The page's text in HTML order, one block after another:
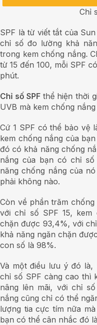
Chỉ
SPF là từ viết tắt của
chỉ số đo lường khả
trong kem chống nắng.
từ 15 đến 100, mỗi SPF
phút.
Chỉ số SPF thể hiện thời
UVB mà kem chống
Cứ 1 SPF có thể bảo vệ
kem chống nắng của
đó có khả năng chống
nắng của bạn có chỉ
năng chống nắng của
phải không nào.
Còn về phần trăm
với chỉ số SPF 15, kem
chặn được 93,4%, với
khả năng ngăn chặn
con số là 98%.
Và một điều lưu ý đó là,
chỉ số SPF càng cao thì
nâng lên mãi, với chỉ
nắng cũng chỉ có thể
lượng tia cực tím nữa
bạn có thể cân nhắc đó